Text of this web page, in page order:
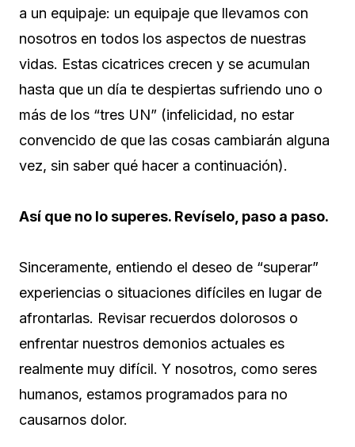
a un equipaje: un equipaje que llevamos con
nosotros en todos los aspectos de nuestras
vidas. Estas cicatrices crecen y se acumulan
hasta que un día te despiertas sufriendo uno o
más de los “tres UN” (infelicidad, no estar
convencido de que las cosas cambiarán alguna
vez, sin saber qué hacer a continuación).
Así que no lo superes. Revíselo, paso a paso.
Sinceramente, entiendo el deseo de “superar”
experiencias o situaciones difíciles en lugar de
afrontarlas. Revisar recuerdos dolorosos o
enfrentar nuestros demonios actuales es
realmente muy difícil. Y nosotros, como seres
humanos, estamos programados para no
causarnos dolor.